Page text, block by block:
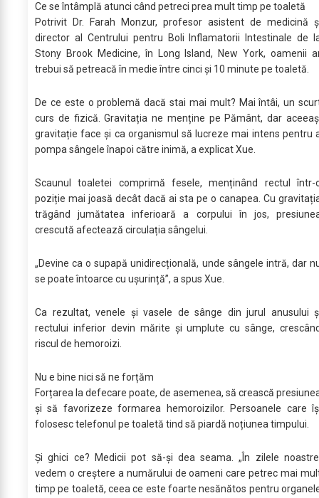
Ce se întâmplă atunci când petreci prea mult timp pe toaletă
Potrivit Dr. Farah Monzur, profesor asistent de medicină
director al Centrului pentru Boli Inflamatorii Intestinale de
Stony Brook Medicine, în Long Island, New York, oamenii
trebui să petreacă în medie între cinci și 10 minute pe toaletă.
De ce este o problemă dacă stai mai mult? Mai întâi, un
curs de fizică. Gravitația ne menține pe Pământ, dar
gravitație face și ca organismul să lucreze mai intens pentru
pompa sângele înapoi către inimă, a explicat Xue.
Scaunul toaletei comprimă fesele, menținând rectul într-
poziție mai joasă decât dacă ai sta pe o canapea. Cu
trăgând jumătatea inferioară a corpului în jos,
crescută afectează circulația sângelui.
„Devine ca o supapă unidirecțională, unde sângele intră, dar
se poate întoarce cu ușurință”, a spus Xue.
Ca rezultat, venele și vasele de sânge din jurul anusului
rectului inferior devin mărite și umplute cu sânge,
riscul de hemoroizi.
Nu e bine nici să ne forțăm
Forțarea la defecare poate, de asemenea, să crească
și să favorizeze formarea hemoroizilor. Persoanele care
folosesc telefonul pe toaletă tind să piardă noțiunea timpului.
Și ghici ce? Medicii pot să-și dea seama. „În zilele
vedem o creștere a numărului de oameni care petrec mai
timp pe toaletă, ceea ce este foarte nesănătos pentru